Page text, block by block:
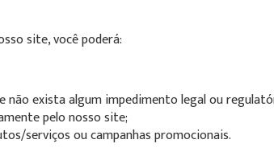
site, você poderá:
não exista algum impedimento legal ou
pelo nosso site;
serviços ou campanhas promocionais.